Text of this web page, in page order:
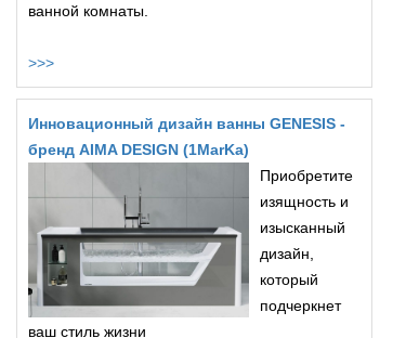
ванной комнаты.
>>>
Инновационный дизайн ванны GENESIS -
бренд AIMA DESIGN (1MarKa)
Приобретите
изящность и
изысканный
дизайн,
который
подчеркнет
ваш стиль жизни